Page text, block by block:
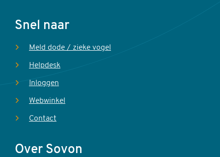
Voet
Snel naar
Meld dode / zieke vogel
Helpdesk
Inloggen
Webwinkel
Contact
Over Sovon